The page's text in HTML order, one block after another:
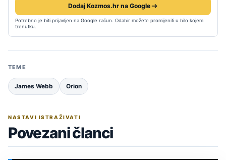
Dodaj Kozmos.hr na Google
Potrebno je biti prijavljen na Google račun. Odabir možete promijeniti u bilo kojem
trenutku.
TEME
James Webb Orion
NASTAVI ISTRAŽIVATI
Povezani članci